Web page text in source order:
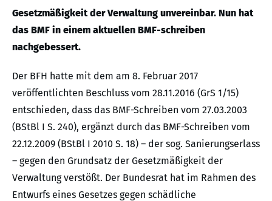
Gesetzmäßigkeit der Verwaltung unvereinbar. Nun hat
das BMF in einem aktuellen BMF-schreiben
nachgebessert.
Der BFH hatte mit dem am 8. Februar 2017
veröffentlichten Beschluss vom 28.11.2016 (GrS 1/15)
entschieden, dass das BMF-Schreiben vom 27.03.2003
(BStBl I S. 240), ergänzt durch das BMF-Schreiben vom
22.12.2009 (BStBl I 2010 S. 18) – der sog. Sanierungserlass
– gegen den Grundsatz der Gesetzmäßigkeit der
Verwaltung verstößt. Der Bundesrat hat im Rahmen des
Entwurfs eines Gesetzes gegen schädliche